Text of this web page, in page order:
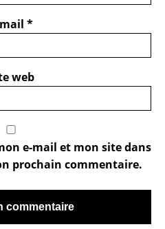
*
web
e-mail et mon site dans
prochain commentaire.